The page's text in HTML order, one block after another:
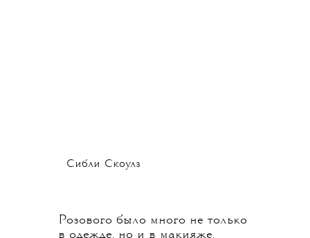
Сибли Скоулз
Розового было много не только
в одежде, но и в макияже.